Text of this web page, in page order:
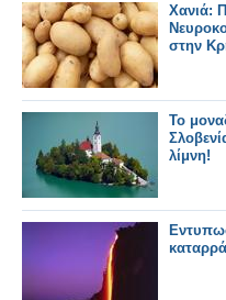
Χανιά:
στην
Το
λίμνη!